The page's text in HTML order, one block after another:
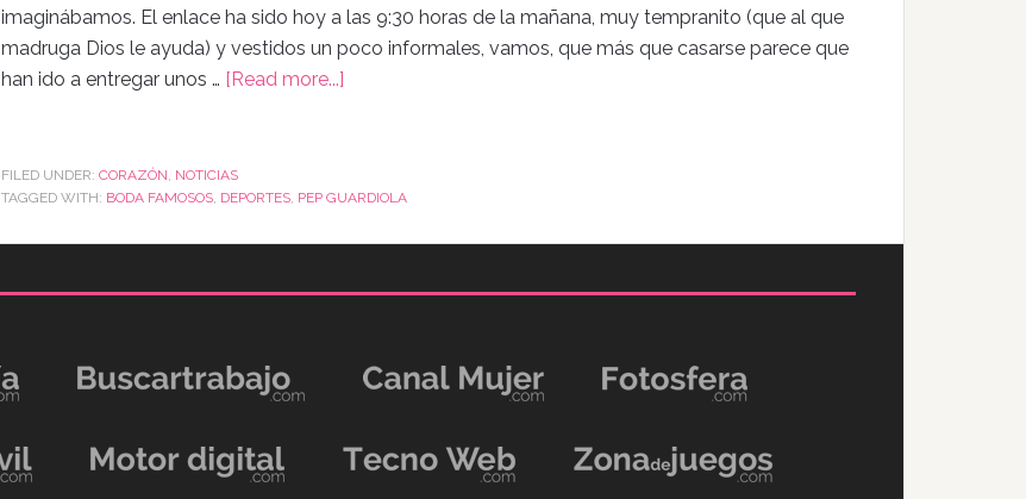
imaginábamos. El enlace ha sido hoy a las 9:30 horas de la mañana, muy tempranito (que al que
madruga Dios le ayuda) y vestidos un poco informales, vamos, que más que casarse parece que
han ido a entregar unos … [Read more...]
FILED UNDER: CORAZÓN, NOTICIAS
TAGGED WITH: BODA FAMOSOS, DEPORTES, PEP GUARDIOLA